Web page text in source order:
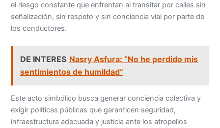
el riesgo constante que enfrentan al transitar por calles sin
señalización, sin respeto y sin conciencia vial por parte de
los conductores.
DE INTERES Nasry Asfura: “No he perdido mis
sentimientos de humildad”
Este acto simbólico busca generar conciencia colectiva y
exigir políticas públicas que garanticen seguridad,
infraestructura adecuada y justicia ante los atropellos